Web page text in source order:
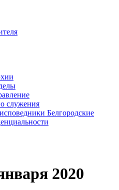
служения
Белгородские
2020